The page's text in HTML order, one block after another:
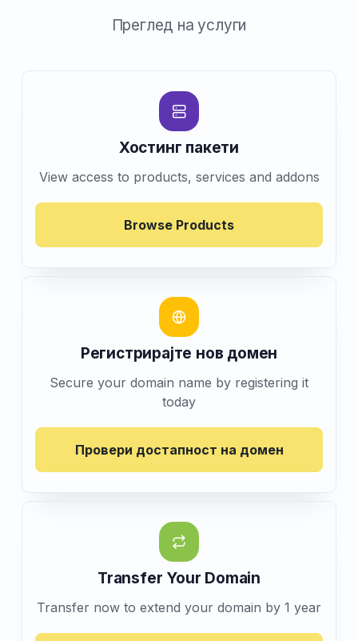
Преглед на услуги
Хостинг пакети
View access to products, services and addons
Browse Products
Регистрирајте нов домен
Secure your domain name by registering it
today
Провери достапност на домен
Transfer Your Domain
Transfer now to extend your domain by 1 year